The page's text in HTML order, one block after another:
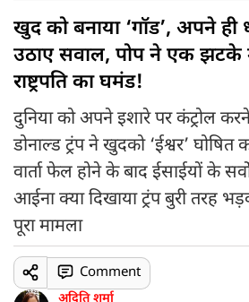
खुद को बनाया ‘गॉड’, अपने ही
उठाए सवाल, पोप ने एक झटके
राष्ट्रपति का घमंड!
दुनिया को अपने इशारे पर कंट्रोल
डोनाल्ड ट्रंप ने खुदको ‘ईश्वर’ घोषित
वार्ता फेल होने के बाद ईसाईयों के
आईना क्या दिखाया ट्रंप बुरी तरह
पूरा मामला
Comment